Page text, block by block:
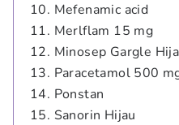
10. Mefenamic acid
11. Merlflam 15 mg
12. Minosep Gargle
13. Paracetamol 500
14. Ponstan
15. Sanorin Hijau